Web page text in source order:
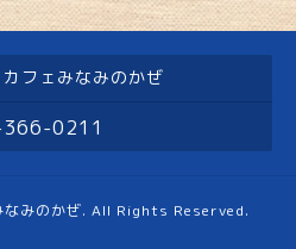
フェみなみのかぜ
0211
みのかぜ. All Rights Reserved.